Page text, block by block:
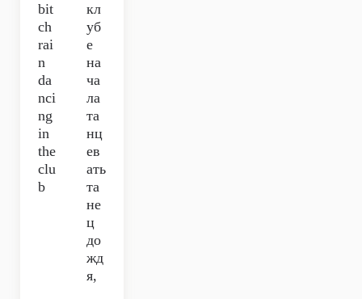
bit
ch
rai
n
da
nci
ng
in
the
clu
b
кл
уб
е
на
ча
ла
та
нц
ев
ать
та
не
ц
до
жд
я,